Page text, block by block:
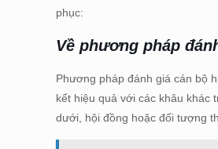
phục:
Về phương pháp
Phương pháp đánh giá cán bộ
kết hiệu quả với các khâu khác
dưới, hội đồng hoặc đối tượng